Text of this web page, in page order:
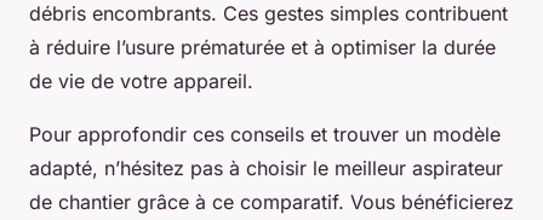
débris encombrants. Ces gestes simples contribuent
à réduire l’usure prématurée et à optimiser la durée
de vie de votre appareil.
Pour approfondir ces conseils et trouver un modèle
adapté, n’hésitez pas à choisir le meilleur aspirateur
de chantier grâce à ce comparatif. Vous bénéficierez